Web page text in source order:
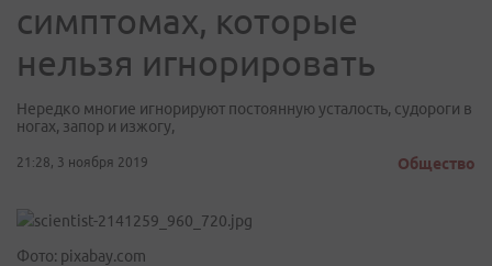
симптомах, которые
нельзя игнорировать
Нередко многие игнорируют постоянную усталость, судороги в
ногах, запор и изжогу,
21:28, 3 ноября 2019 Общество
Фото: pixabay.com